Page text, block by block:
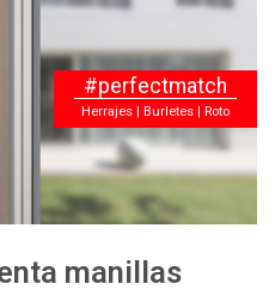
#perfectmatch
Herrajes | Burletes | Roto
manillas